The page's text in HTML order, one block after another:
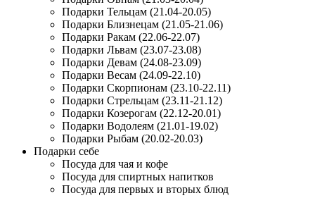
Подарки Тельцам (21.04-20.05)
Подарки Близнецам (21.05-21.06)
Подарки Ракам (22.06-22.07)
Подарки Львам (23.07-23.08)
Подарки Девам (24.08-23.09)
Подарки Весам (24.09-22.10)
Подарки Скорпионам (23.10-22.11)
Подарки Стрельцам (23.11-21.12)
Подарки Козерогам (22.12-20.01)
Подарки Водолеям (21.01-19.02)
Подарки Рыбам (20.02-20.03)
Подарки себе
Посуда для чая и кофе
Посуда для спиртных напитков
Посуда для первых и вторых блюд